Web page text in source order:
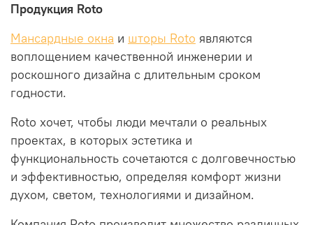
Продукция Roto
Мансардные окна и шторы Roto являются
воплощением качественной инженерии и
роскошного дизайна с длительным сроком
годности.
Roto хочет, чтобы люди мечтали о реальных
проектах, в которых эстетика и
функциональность сочетаются с долговечностью
и эффективностью, определяя комфорт жизни
духом, светом, технологиями и дизайном.